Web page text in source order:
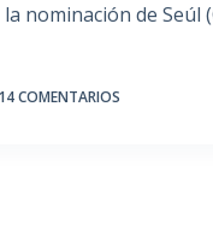
nominación de Seúl
14 COMENTARIOS